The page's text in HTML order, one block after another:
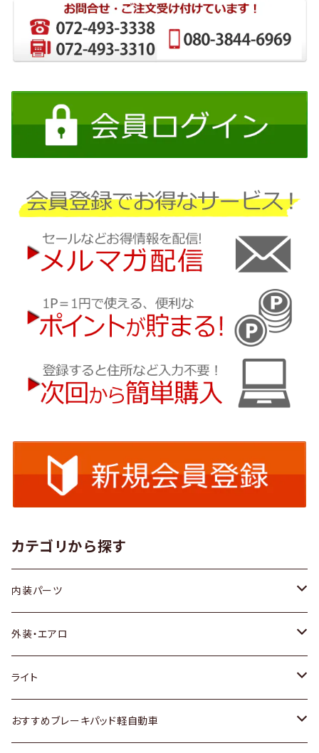
カテゴリから探す
内装パーツ
トヨタ
ホンダ
スズキ
外装・エアロ
トヨタ
ホンダ
ライト
トヨタ
おすすめブレーキパッド軽自動車